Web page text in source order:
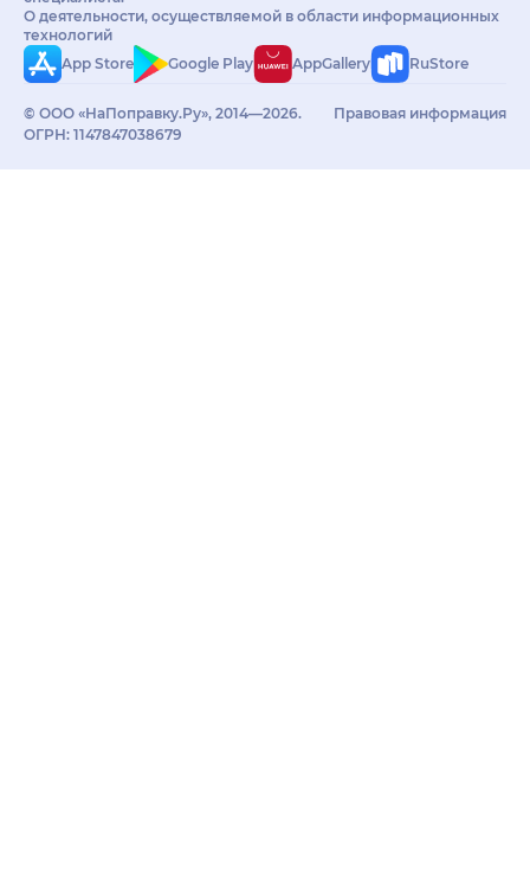
О деятельности, осуществляемой в области информационных
технологий
App Store
Google Play AppGallery RuStore
© ООО «НаПоправку.Ру», 2014—2026.
ОГРН: 1147847038679
Правовая информация